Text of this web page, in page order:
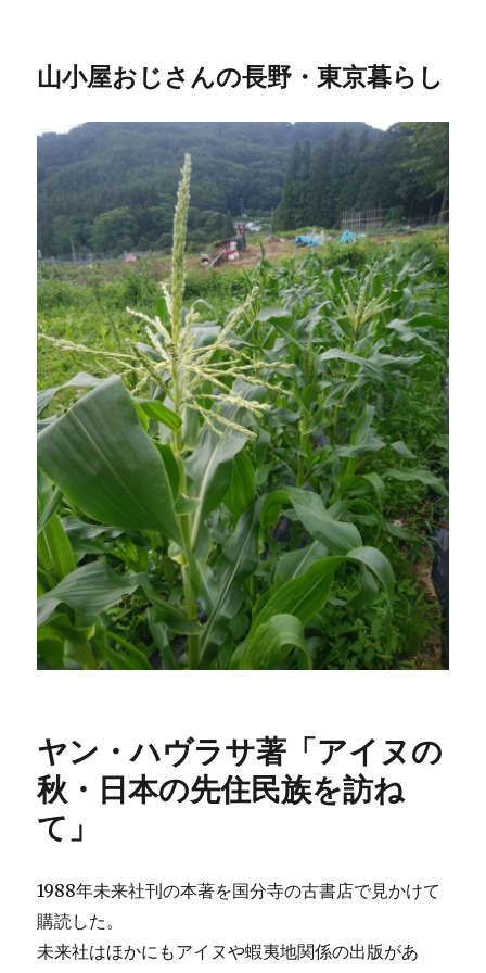
山小屋おじさんの長野・東京暮らし
ヤン・ハヴラサ著「アイヌの
秋・日本の先住民族を訪ね
て」
1988年未来社刊の本著を国分寺の古書店で見かけて
購読した。
未来社はほかにもアイヌや蝦夷地関係の出版があ